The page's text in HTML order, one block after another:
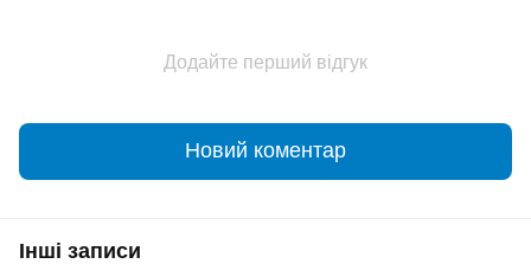
Додайте перший відгук
Новий коментар
Інші записи